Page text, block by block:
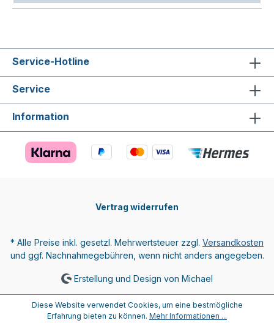
Service-Hotline
Service
Information
Vertrag widerrufen
* Alle Preise inkl. gesetzl. Mehrwertsteuer zzgl. Versandkosten
und ggf. Nachnahmegebühren, wenn nicht anders angegeben.
Erstellung und Design von Michael
Diese Website verwendet Cookies, um eine bestmögliche
Erfahrung bieten zu können. Mehr Informationen ...